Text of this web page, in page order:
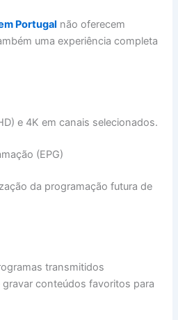
Portugal não oferecem
uma experiência completa
e 4K em canais selecionados.
(EPG)
da programação futura de
transmitidos
gravar conteúdos favoritos para